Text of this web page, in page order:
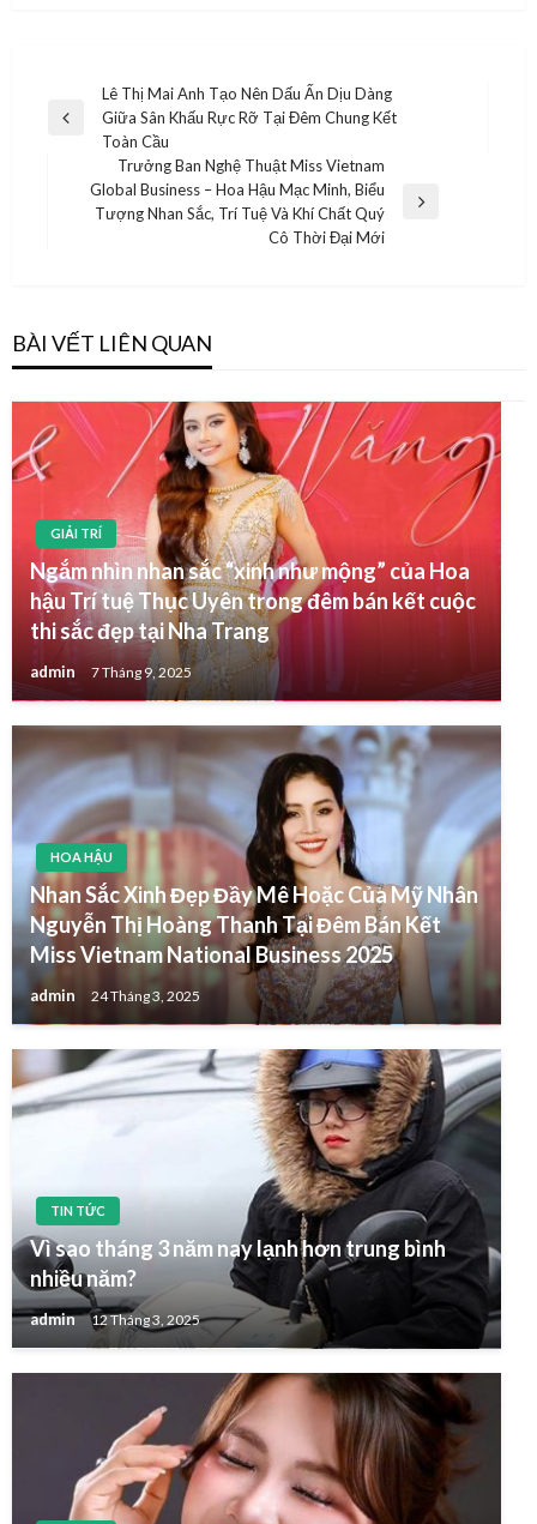
hướng
Previous
Lê Thị Mai Anh Tạo Nên Dấu Ấn Dịu Dàng
Giữa Sân Khấu Rực Rỡ Tại Đêm Chung Kết
Toàn Cầu
Next
Trưởng Ban Nghệ Thuật Miss Vietnam
Global Business – Hoa Hậu Mạc Minh, Biểu
Tượng Nhan Sắc, Trí Tuệ Và Khí Chất Quý
Cô Thời Đại Mới
BÀI VẾT LIÊN QUAN
GIẢI TRÍ
Ngắm nhìn nhan sắc “xinh như mộng” của Hoa
hậu Trí tuệ Thục Uyên trong đêm bán kết cuộc
thi sắc đẹp tại Nha Trang
admin 7 Tháng 9, 2025
HOA HẬU
Nhan Sắc Xinh Đẹp Đầy Mê Hoặc Của Mỹ Nhân
Nguyễn Thị Hoàng Thanh Tại Đêm Bán Kết
Miss Vietnam National Business 2025
admin 24 Tháng 3, 2025
TIN TỨC
Vì sao tháng 3 năm nay lạnh hơn trung bình
nhiều năm?
admin 12 Tháng 3, 2025